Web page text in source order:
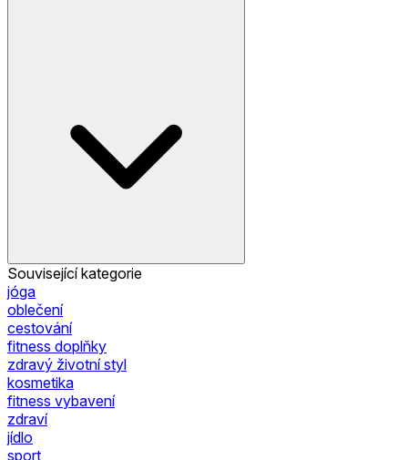
Související kategorie
jóga
oblečení
cestování
fitness doplňky
zdravý životní styl
kosmetika
fitness vybavení
zdraví
jídlo
sport